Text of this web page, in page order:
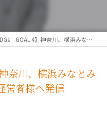
4】神奈川、横浜みなとみらいより未来をつくる経営者様へ発信
奈川、横浜みなとみ
営者様へ発信